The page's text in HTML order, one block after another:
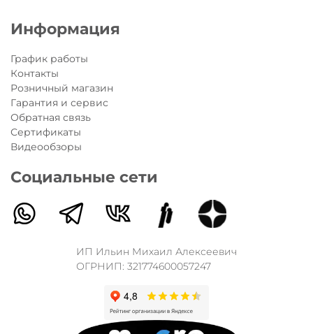
Информация
График работы
Контакты
Розничный магазин
Гарантия и сервис
Обратная связь
Сертификаты
Видеообзоры
Социальные сети
ИП Ильин Михаил Алексеевич
ОГРНИП: 321774600057247